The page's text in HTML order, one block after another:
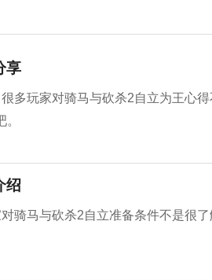
享
多玩家对骑马与砍杀2自立为王心
绍
骑马与砍杀2自立准备条件不是很